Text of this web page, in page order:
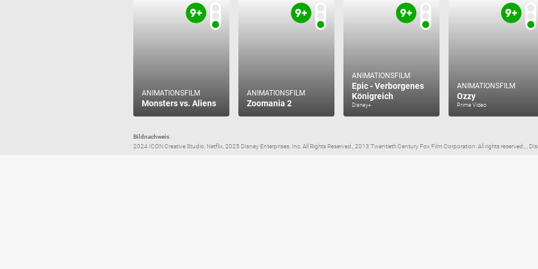
ANIMATIONSFILM
Monsters vs. Aliens
ANIMATIONSFILM
Zoomania 2
ANIMATIONSFILM
Epic - Verborgenes
Königreich
Disney+
ANIMATIONSFILM
Ozzy
Prime Video
Bildnachweis
2024 ICON Creative Studio, Netflix, 2025 Disney Enterprises, Inc. All Rights Reserved., 2013 Twentieth Century Fox Film Corporation. All rights reserved., ,